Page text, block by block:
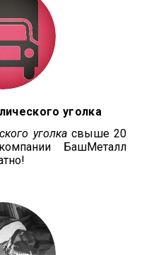
уголка
уголкасвыше 20
БашМеталл